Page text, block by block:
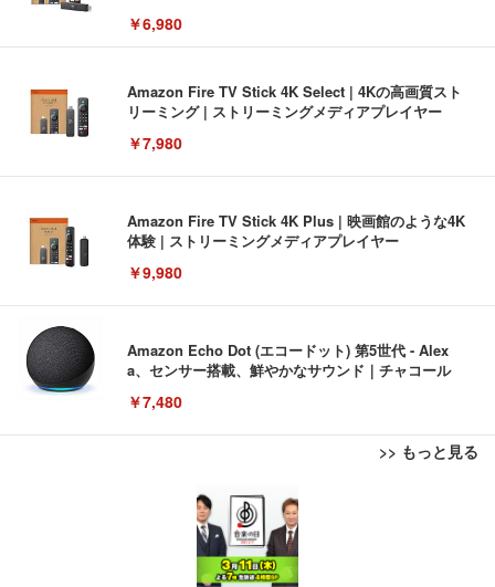
￥6,980
Amazon Fire TV Stick 4K Select | 4Kの高画質スト
リーミング | ストリーミングメディアプレイヤー
￥7,980
Amazon Fire TV Stick 4K Plus | 映画館のような4K
体験 | ストリーミングメディアプレイヤー
￥9,980
Amazon Echo Dot (エコードット) 第5世代 - Alex
a、センサー搭載、鮮やかなサウンド｜チャコール
￥7,480
>> もっと見る
[EdoErgo] オフィスチェア 椅子 テレワーク 疲れな
い 跳ね上げ式アームレスト コンパクト 約105度ロッ
キング pc 事務椅子 360度回転 座面昇降 強化ナイロ
ン樹脂ベース 通気性メッシュ 在宅ワーク H-WY01
(黒網+黒枠+黒足)
EIZO ビジネス向けプレミアムモニター | FlexScan
EV3240X-WT | 31.5型4K UHD・USB Type-C・ホワ
Amazonベーシック ペットシーツ 薄型 レギュラー 1
回使い捨て 無香料 ホワイト 300枚